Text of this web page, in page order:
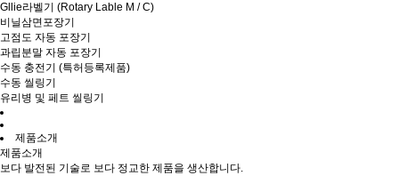
Gllie라벨기 (Rotary Lable M / C)
비닐삼면포장기
고점도 자동 포장기
과립분말 자동 포장기
수동 충전기 (특허등록제품)
수동 씰링기
유리병 및 페트 씰링기
제품소개
제품소개
보다 발전된 기술로 보다 정교한 제품을 생산합니다.